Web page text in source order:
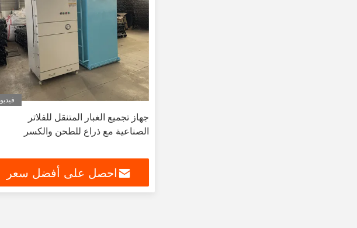
فيديو
جهاز تجميع الغبار المتنقل للفلاتر
الصناعية مع ذراع للطحن والكسر
احصل على أفضل سعر